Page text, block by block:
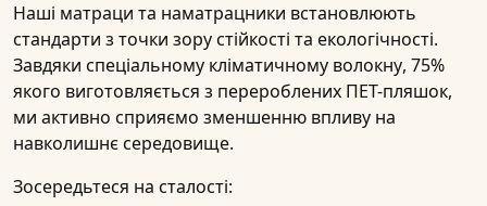
Наші матраци та наматрацники встановлюють
стандарти з точки зорустійкості та екологічності.
Завдяки спеціальному кліматичному волокну, 75%
якого виготовляється з перероблених ПЕТ-пляшок,
ми активно сприяємо зменшенню впливу на
навколишнє середовище.
Зосередьтеся на сталості: